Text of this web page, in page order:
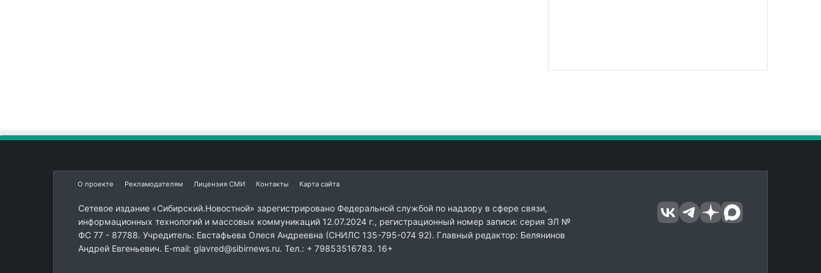
О проекте Рекламодателям Лицензия СМИ Контакты Карта сайта
Сетевое издание «Сибирский.Новостной» зарегистрировано Федеральной службой по надзору в сфере связи,
информационных технологий и массовых коммуникаций 12.07.2024 г., регистрационный номер записи: серия ЭЛ №
ФС 77 - 87788. Учредитель: Евстафьева Олеся Андреевна (СНИЛС 135-795-074 92). Главный редактор: Белянинов
Андрей Евгеньевич. E-mail: glavred@sibirnews.ru. Тел.: + 79853516783. 16+